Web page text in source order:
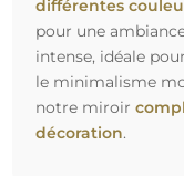
différentes
pour une
intense, idéale
le minimalisme
notre miroir
décoration.